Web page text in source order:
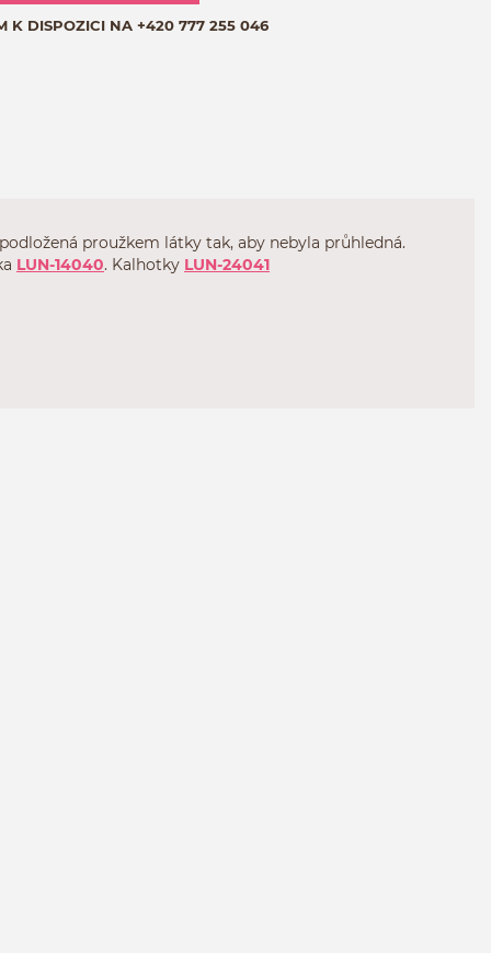
K DISPOZICI NA +420 777 255 046
proužkem látky tak, aby nebyla průhledná.
LUN-14040. Kalhotky LUN-24041